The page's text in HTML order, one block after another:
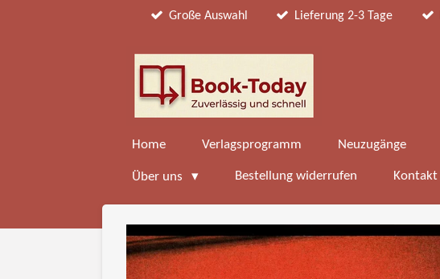
Große Auswahl Lieferung 2-3 Tage
Home Verlagsprogramm Neuzugänge
Über uns Bestellung widerrufen Kontakt